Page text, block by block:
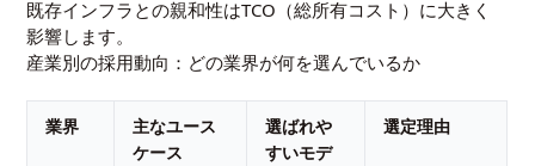
既存インフラとの親和性はTCO（総所有コスト）に大きく
影響します。
産業別の採用動向：どの業界が何を選んでいるか
業界
主なユース
ケース
選ばれや
すいモデ
選定理由